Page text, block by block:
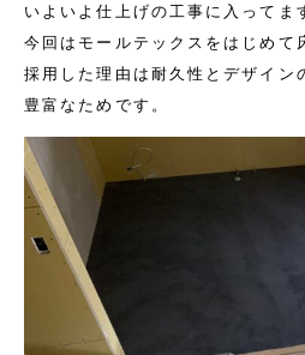
いよいよ仕上げの工事に入ってま
今回はモールテックスをはじめて
採用した理由は耐久性とデザイン
豊富なためです。